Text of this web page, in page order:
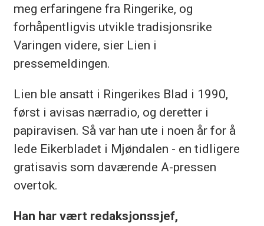
meg erfaringene fra Ringerike, og
forhåpentligvis utvikle tradisjonsrike
Varingen videre, sier Lien i
pressemeldingen.
Lien ble ansatt i Ringerikes Blad i 1990,
først i avisas nærradio, og deretter i
papiravisen. Så var han ute i noen år for å
lede Eikerbladet i Mjøndalen - en tidligere
gratisavis som daværende A-pressen
overtok.
Han har vært redaksjonssjef,